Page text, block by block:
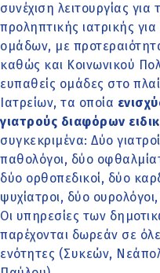
συνέχιση λειτουργίας
προληπτικής ιατρικής
ομάδων, με
καθώς και Κοινωνικού
ευπαθείς ομάδες στο
Ιατρείων, τα οποία
γιατρούς διαφόρων
συγκεκριμένα: Δύο
παθολόγοι, δύο
δύο ορθοπεδικοί, δύο
ψυχίατροι, δύο
Οι υπηρεσίες των
παρέχονται δωρεάν σε
ενότητες (Συκεών,